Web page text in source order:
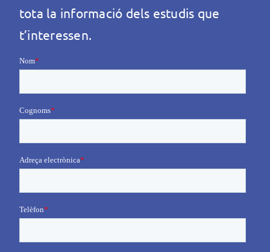
tota la informació dels estudis que
t’interessen.